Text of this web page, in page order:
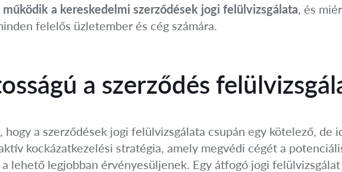
működik a kereskedelmi szerződések jogi felülvizsgálata, és
felelős üzletember és cég számára.
a szerződés
a szerződések jogi felülvizsgálata csupán egy kötelező, de
kockázatkezelési stratégia, amely megvédi cégét a
lehető legjobban érvényesüljenek. Egy átfogó jogi felülvizsgálat